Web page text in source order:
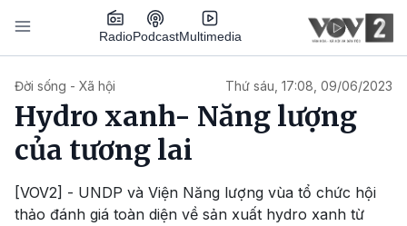
Nhảy đến nội dung
RadioPodcastMultimedia
Đời sống - Xã hội Thứ sáu, 17:08, 09/06/2023
Hydro xanh- Năng lượng
của tương lai
[VOV2] - UNDP và Viện Năng lượng vùa tổ chức hội
thảo đánh giá toàn diện về sản xuất hydro xanh từ